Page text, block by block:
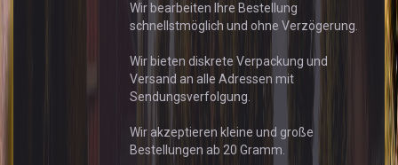
Wir bearbeiten Ihre Bestellung
schnellstmöglich und ohne Verzögerung.
Wir bieten diskrete Verpackung und
Versand an alle Adressen mit
Sendungsverfolgung.
Wir akzeptieren kleine und große
Bestellungen ab 20 Gramm.